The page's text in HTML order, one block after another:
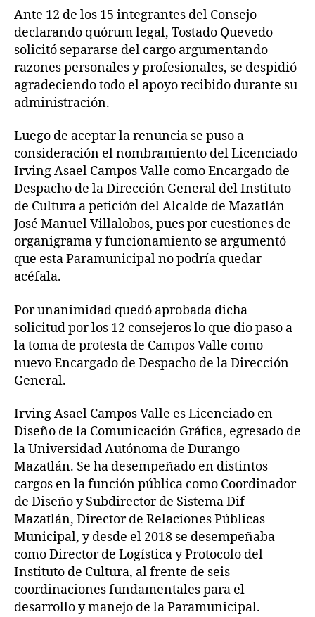
Ante 12 de los 15 integrantes del Consejo
declarando quórum legal, Tostado Quevedo
solicitó separarse del cargo argumentando
razones personales y profesionales, se despidió
agradeciendo todo el apoyo recibido durante su
administración.
Luego de aceptar la renuncia se puso a
consideración el nombramiento del Licenciado
Irving Asael Campos Valle como Encargado de
Despacho de la Dirección General del Instituto
de Cultura a petición del Alcalde de Mazatlán
José Manuel Villalobos, pues por cuestiones de
organigrama y funcionamiento se argumentó
que esta Paramunicipal no podría quedar
acéfala.
Por unanimidad quedó aprobada dicha
solicitud por los 12 consejeros lo que dio paso a
la toma de protesta de Campos Valle como
nuevo Encargado de Despacho de la Dirección
General.
Irving Asael Campos Valle es Licenciado en
Diseño de la Comunicación Gráfica, egresado de
la Universidad Autónoma de Durango
Mazatlán. Se ha desempeñado en distintos
cargos en la función pública como Coordinador
de Diseño y Subdirector de Sistema Dif
Mazatlán, Director de Relaciones Públicas
Municipal, y desde el 2018 se desempeñaba
como Director de Logística y Protocolo del
Instituto de Cultura, al frente de seis
coordinaciones fundamentales para el
desarrollo y manejo de la Paramunicipal.